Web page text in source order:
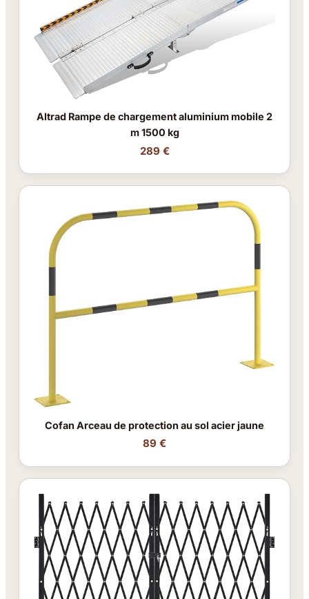
Altrad Rampe de chargement aluminium mobile 2
m 1500 kg
289 €
Cofan Arceau de protection au sol acier jaune
89 €